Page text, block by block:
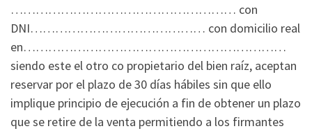
……………………………………………… con
DNI…………………………………… con domicilio real
en………………………………………………………
siendo este el otro co propietario del bien raíz, aceptan
reservar por el plazo de 30 días hábiles sin que ello
implique principio de ejecución a fin de obtener un plazo
que se retire de la venta permitiendo a los firmantes